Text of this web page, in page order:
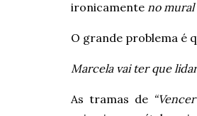
ironicamente no mural
O grande problema é
Marcela vai ter que
As tramas de